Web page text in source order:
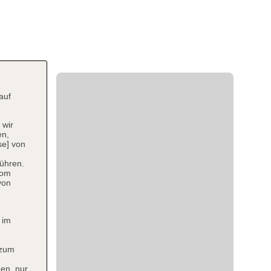
wir
von
nur